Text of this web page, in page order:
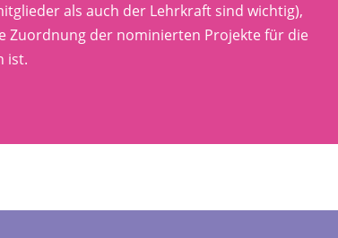
als auch der Lehrkraft sind wichtig),
Zuordnung der nominierten Projekte für die
ist.